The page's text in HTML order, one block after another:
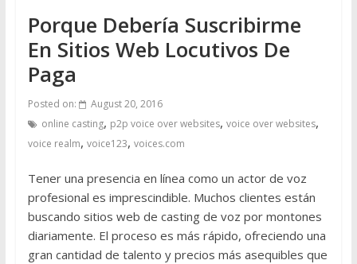
Porque Debería Suscribirme
En Sitios Web Locutivos De
Paga
Posted on:
August 20, 2016
online casting, p2p voice over websites, voice over websites,
voice realm, voice123, voices.com
Tener una presencia en línea como un actor de voz
profesional es imprescindible. Muchos clientes están
buscando sitios web de casting de voz por montones
diariamente. El proceso es más rápido, ofreciendo una
gran cantidad de talento y precios más asequibles que